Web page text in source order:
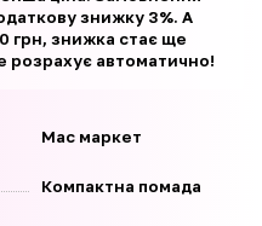
знижку 3%. А
грн, знижка стає ще
розрахує автоматично!
Мас маркет
Компактна помада